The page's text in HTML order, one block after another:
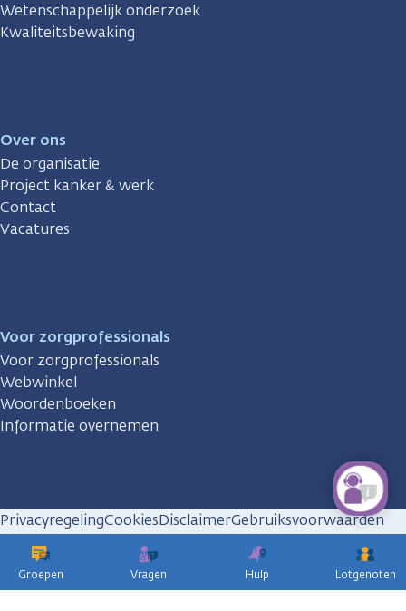
Groepen Vragen Hulp Lotgenoten
Wetenschappelijk onderzoek
Kwaliteitsbewaking
Over ons
De organisatie
Project kanker & werk
Contact
Vacatures
Voor zorgprofessionals
Voor zorgprofessionals
Webwinkel
Woordenboeken
Informatie overnemen
PrivacyregelingCookiesDisclaimerGebruiksvoorwaarden
Huisregels